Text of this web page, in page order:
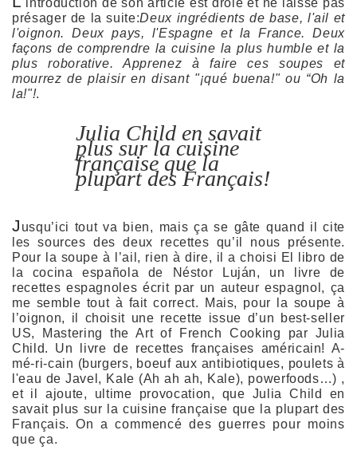
présager de la suite:Deux ingrédients de base, l'ail et
l'oignon. Deux pays, l'Espagne et la France. Deux
façons de comprendre la cuisine la plus humble et la
plus roborative. Apprenez à faire ces soupes et
mourrez de plaisir en disant "¡qué buena!" ou “Oh la
la!"!.
Julia Child en savait
plus sur la cuisine
française que la
plupart des Français!
J usqu’ici tout va bien, mais ça se gâte quand il cite
les sources des deux recettes qu’il nous présente.
Pour la soupe à l’ail, rien à dire, il a choisi El libro de
la cocina española de Néstor Luján, un livre de
recettes espagnoles écrit par un auteur espagnol, ça
me semble tout à fait correct. Mais, pour la soupe à
l’oignon, il choisit une recette issue d’un best-seller
US, Mastering the Art of French Cooking par Julia
Child. Un livre de recettes françaises américain! A-
mé-ri-cain (burgers, boeuf aux antibiotiques, poulets à
l'eau de Javel, Kale (Ah ah ah, Kale), powerfoods…) ,
et il ajoute, ultime provocation, que Julia Child en
savait plus sur la cuisine française que la plupart des
Français.On a commencé des guerres pour moins
que ça.